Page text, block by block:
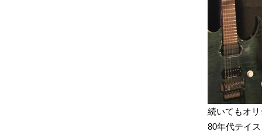
続いてもオ
80年代テイ